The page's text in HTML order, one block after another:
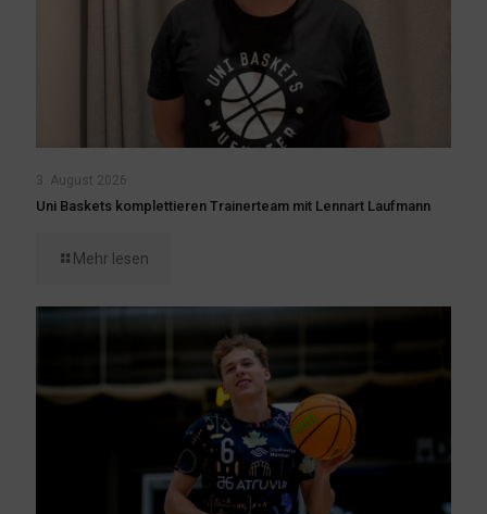
3. August 2026
Uni Baskets komplettieren Trainerteam mit Lennart Laufmann
Mehr lesen